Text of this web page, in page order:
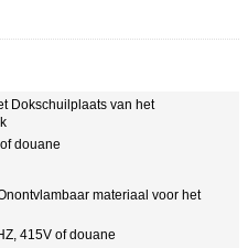
Dokschuilplaats van het
douane
materiaal voor het
415V of douane